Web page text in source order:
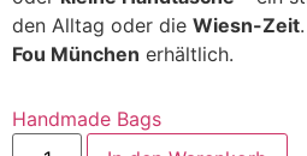
den Alltag oder die Wiesn-Zeit
Fou München erhältlich.
Handmade Bags